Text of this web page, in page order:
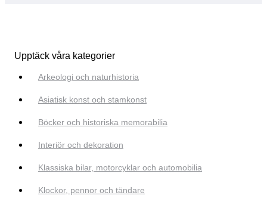
Upptäck våra kategorier
Arkeologi och naturhistoria
Asiatisk konst och stamkonst
Böcker och historiska memorabilia
Interiör och dekoration
Klassiska bilar, motorcyklar och automobilia
Klockor, pennor och tändare